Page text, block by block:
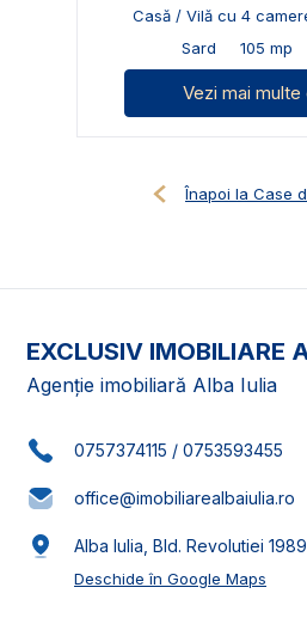
Casă / Vilă cu 4
Sard
105 mp
Vezi mai multe
Înapoi la Case
EXCLUSIV IMOBILIARE
Agenție imobiliară Alba Iulia
0757374115 / 0753593455
office@imobiliarealbaiulia.ro
Alba Iulia, Bld. Revolutiei
Deschide în Google Maps